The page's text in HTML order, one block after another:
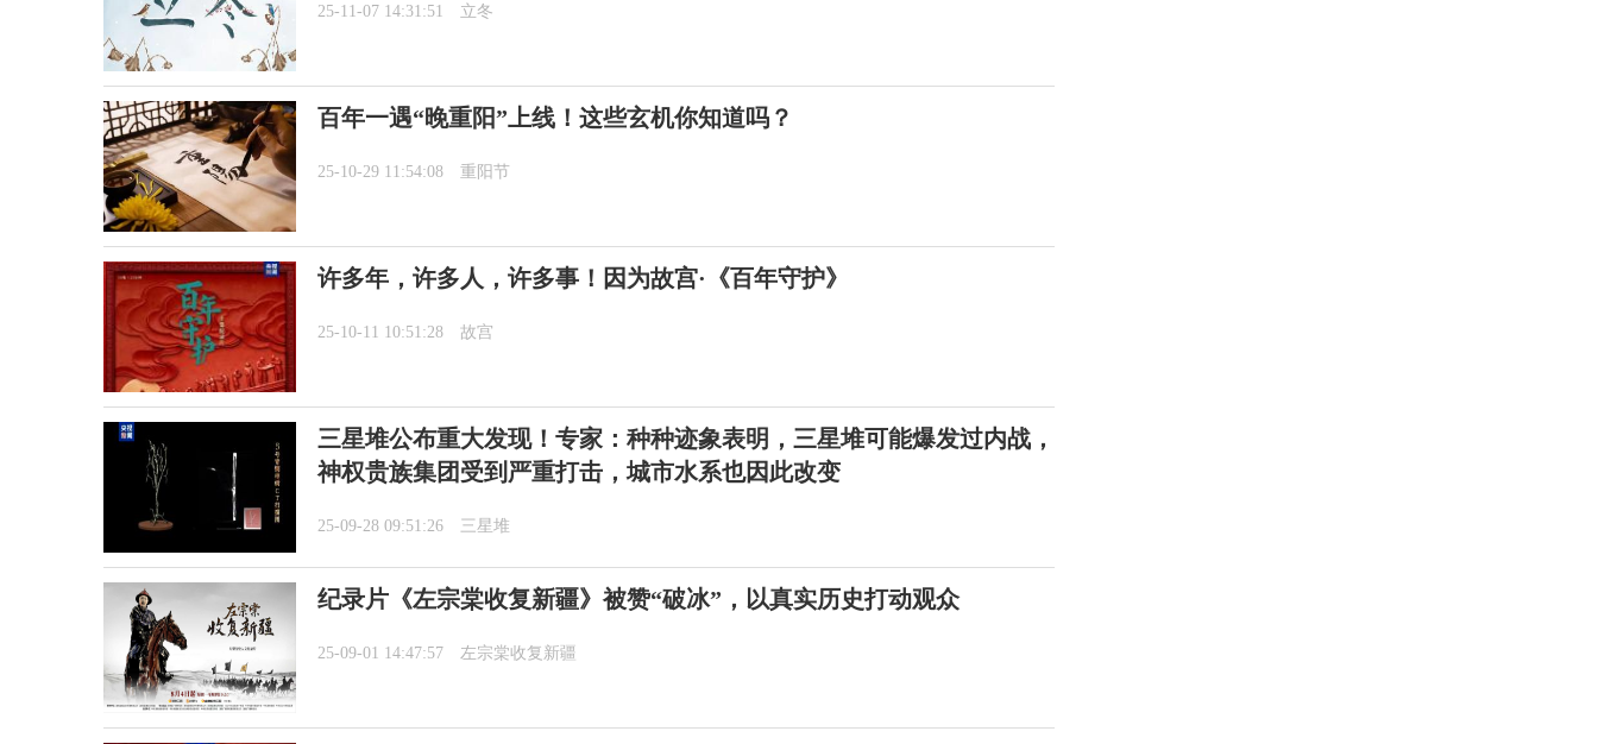
25-11-07 14:31:51 立冬
百年一遇“晚重阳”上线！这些玄机你知道吗？
25-10-29 11:54:08 重阳节
许多年，许多人，许多事！因为故宫·《百年守护》
25-10-11 10:51:28 故宫
三星堆公布重大发现！专家：种种迹象表明，三星堆可能爆发过内战，
神权贵族集团受到严重打击，城市水系也因此改变
25-09-28 09:51:26 三星堆
纪录片《左宗棠收复新疆》被赞“破冰”，以真实历史打动观众
25-09-01 14:47:57 左宗棠收复新疆